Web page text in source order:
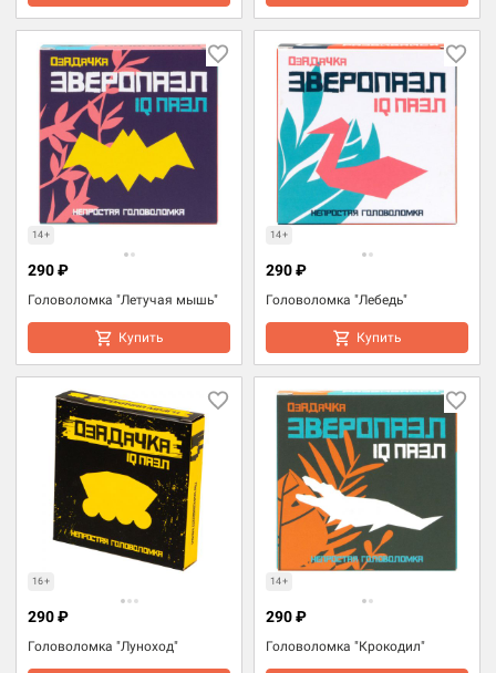
14+
Головоломка "Летучая мышь"
290 ₽
Купить
14+
Головоломка "Лебедь"
290 ₽
Купить
16+
Головоломка "Луноход"
290 ₽
14+
Головоломка "Крокодил"
290 ₽